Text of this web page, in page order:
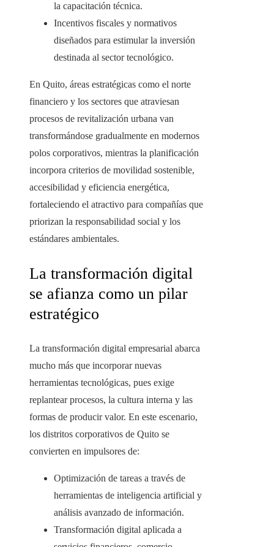
la capacitación técnica.
Incentivos fiscales y normativos
diseñados para estimular la inversión
destinada al sector tecnológico.
En Quito, áreas estratégicas como el norte
financiero y los sectores que atraviesan
procesos de revitalización urbana van
transformándose gradualmente en modernos
polos corporativos, mientras la planificación
incorpora criterios de movilidad sostenible,
accesibilidad y eficiencia energética,
fortaleciendo el atractivo para compañías que
priorizan la responsabilidad social y los
estándares ambientales.
La transformación digital
se afianza como un pilar
estratégico
La transformación digital empresarial abarca
mucho más que incorporar nuevas
herramientas tecnológicas, pues exige
replantear procesos, la cultura interna y las
formas de producir valor. En este escenario,
los distritos corporativos de Quito se
convierten en impulsores de:
Optimización de tareas a través de
herramientas de inteligencia artificial y
análisis avanzado de información.
Transformación digital aplicada a